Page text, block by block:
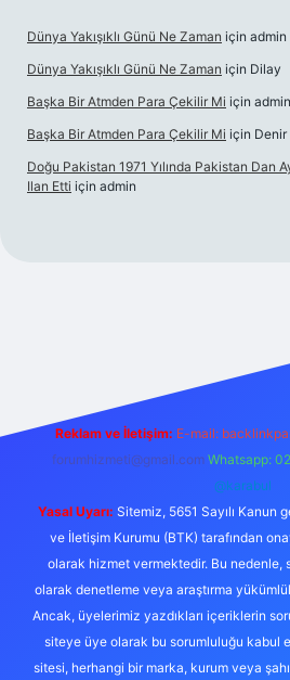
Dünya Yakışıklı Günü Ne Zaman için admin
Dünya Yakışıklı Günü Ne Zaman için Dilay
Başka Bir Atmden Para Çekilir Mi için admin
Başka Bir Atmden Para Çekilir Mi için Denir
Doğu Pakistan 1971 Yılında Pakistan Dan
Ilan Etti için admin
Reklam ve İletişim: E-mail:
forumhizmeti@gmail.com Whatsapp:
@karabul
Yasal Uyarı: Sitemiz, 5651 Sayılı Kanun
ve İletişim Kurumu (BTK) tarafından
olarak hizmet vermektedir. Bu
olarak denetleme veya araştırma
Ancak, üyelerimiz yazdıkları içeriklerin
siteye üye olarak bu sorumluluğu kabul
sitesi, herhangi bir marka, kurum veya